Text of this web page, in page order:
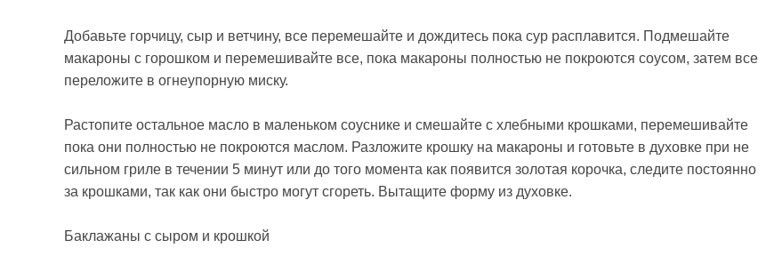
Добавьте горчицу, сыр и ветчину, все перемешайте и дождитесь пока сур расплавится. Подмешайте
макароны с горошком и перемешивайте все, пока макароны полностью не покроются соусом, затем все
переложите в огнеупорную миску.
Растопите остальное масло в маленьком соуснике и смешайте с хлебными крошками, перемешивайте
пока они полностью не покроются маслом. Разложите крошку на макароны и готовьте в духовке при не
сильном гриле в течении 5 минут или до того момента как появится золотая корочка, следите постоянно
за крошками, так как они быстро могут сгореть. Вытащите форму из духовке.
Баклажаны с сыром и крошкой